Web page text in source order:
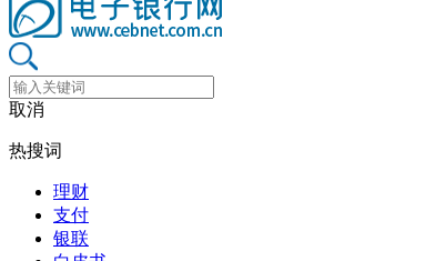
取消
热搜词
理财
支付
银联